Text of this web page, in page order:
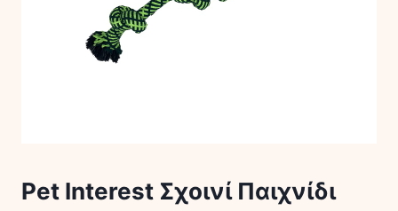
Pet Interest Σχοινί Παιχνίδι